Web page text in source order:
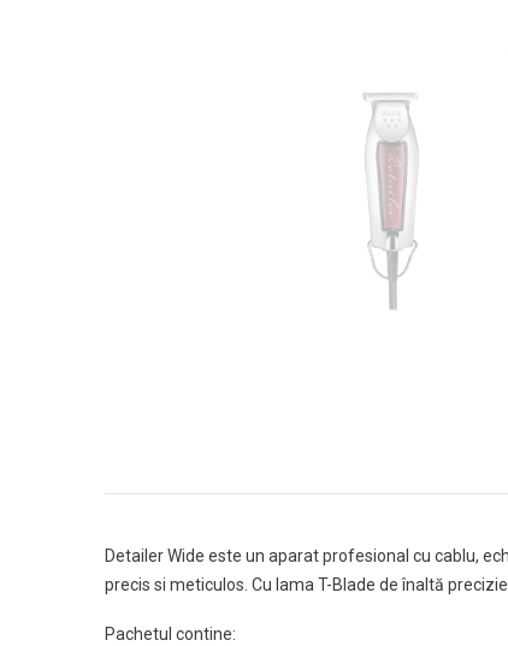
Detailer Wide este un aparat profesional cu cablu,
precis si meticulos. Cu lama T-Blade de înaltă
Pachetul contine: